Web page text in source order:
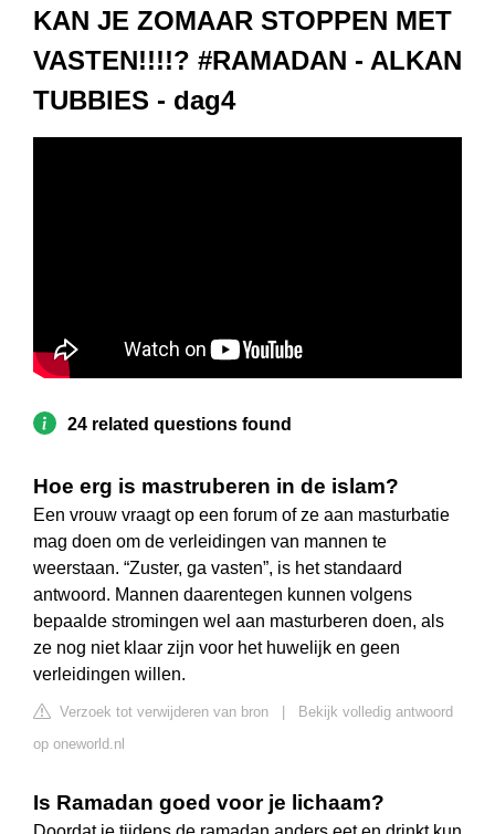
KAN JE ZOMAAR STOPPEN MET
VASTEN!!!!? #RAMADAN - ALKAN
TUBBIES - dag4
24 related questions found
Hoe erg is mastruberen in de islam?
Een vrouw vraagt op een forum of ze aan masturbatie
mag doen om de verleidingen van mannen te
weerstaan. “Zuster, ga vasten”, is het standaard
antwoord. Mannen daarentegen kunnen volgens
bepaalde stromingen wel aan masturberen doen, als
ze nog niet klaar zijn voor het huwelijk en geen
verleidingen willen.
Verzoek tot verwijderen van bron
Bekijk volledig antwoord
op oneworld.nl
Is Ramadan goed voor je lichaam?